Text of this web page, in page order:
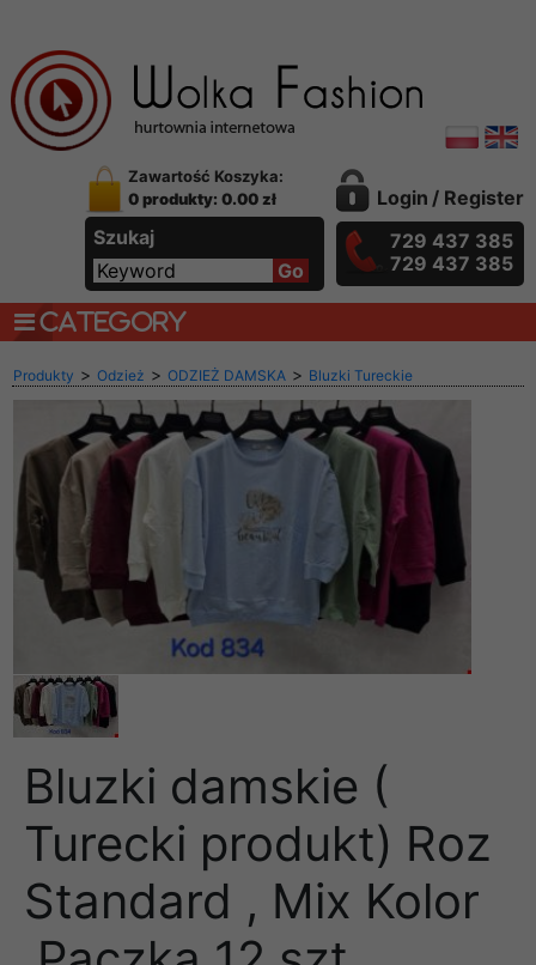
Zawartość Koszyka:
0 produkty: 0.00 zł
Szukaj
Login / Register
729 437 385
729 437 385
CATEGORY
Produkty > Odzież > ODZIEŻ DAMSKA > Bluzki Tureckie
Bluzki damskie (
Turecki produkt) Roz
Standard , Mix Kolor